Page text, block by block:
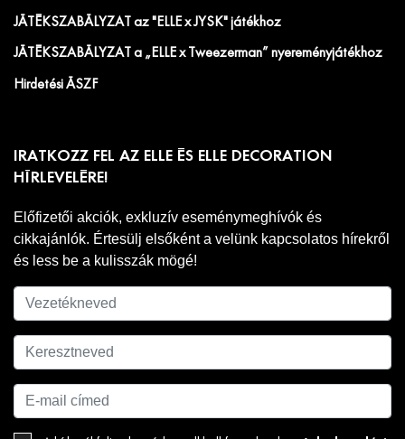
JÁTÉKSZABÁLYZAT az "ELLE x JYSK" játékhoz
JÁTÉKSZABÁLYZAT a „ELLE x Tweezerman” nyereményjátékhoz
Hirdetési ÁSZF
IRATKOZZ FEL AZ ELLE ÉS ELLE DECORATION
HÍRLEVELÉRE!
Előfizetői akciók, exkluzív eseménymeghívók és
cikkajánlók. Értesülj elsőként a velünk kapcsolatos hírekről
és less be a kulisszák mögé!